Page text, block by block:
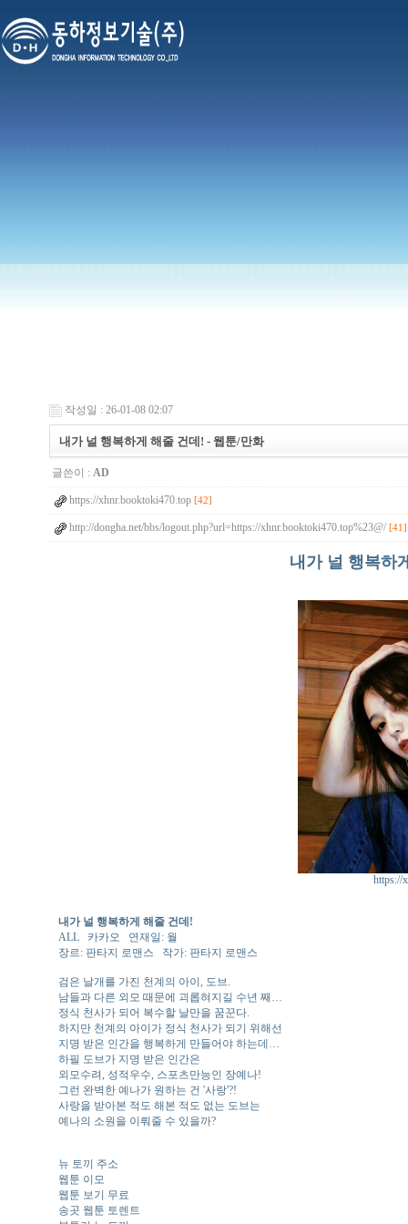
작성일 : 26-01-08 02:07
내가 널 행복하게 해줄 건데! - 웹툰/만화
글쓴이 : AD
https://xhnr.booktoki470.top [42]
http://dongha.net/bbs/logout.php?url=https://xhnr.booktoki470.top%23@/ [41]
내가 널 행복하
https://
내가 널 행복하게 해줄 건데!
ALL 카카오 연재일: 월
장르: 판타지 로맨스 작가: 판타지 로맨스
검은 날개를 가진 천계의 아이, 도브.
남들과 다른 외모 때문에 괴롭혀지길 수년 째…
정식 천사가 되어 복수할 날만을 꿈꾼다.
하지만 천계의 아이가 정식 천사가 되기 위해선
지명 받은 인간을 행복하게 만들어야 하는데…
하필 도브가 지명 받은 인간은
외모수려, 성적우수, 스포츠만능인 장예나!
그런 완벽한 예나가 원하는 건 '사랑'?!
사랑을 받아본 적도 해본 적도 없는 도브는
예나의 소원을 이뤄줄 수 있을까?
뉴 토끼 주소
웹툰 이모
웹툰 보기 무료
송곳 웹툰 토렌트